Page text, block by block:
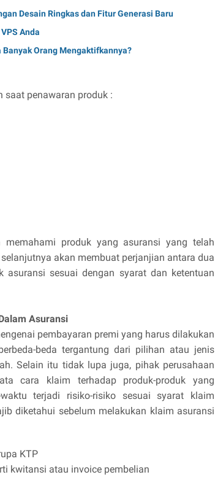
Desain Ringkas dan Fitur Generasi Baru
Anda
Banyak Orang Mengaktifkannya?
penawaran produk :
produk yang asuransi yang telah
akan membuat perjanjian antara dua
sesuai dengan syarat dan ketentuan
Asuransi
pembayaran premi yang harus dilakukan
beda tergantung dari pilihan atau jenis
Selain itu tidak lupa juga, pihak perusahaan
cara klaim terhadap produk-produk yang
terjadi risiko-risiko sesuai syarat klaim
diketahui sebelum melakukan klaim asuransi
KTP
kwitansi atau invoice pembelian